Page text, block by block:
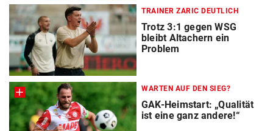
TRAINER ZARIC DEUTLICH
Trotz 3:1 gegen WSG
bleibt Altachern ein
Problem
WARTEN AUF DEN SIEG?
GAK-Heimstart: „Qualität
ist eine ganz andere!“